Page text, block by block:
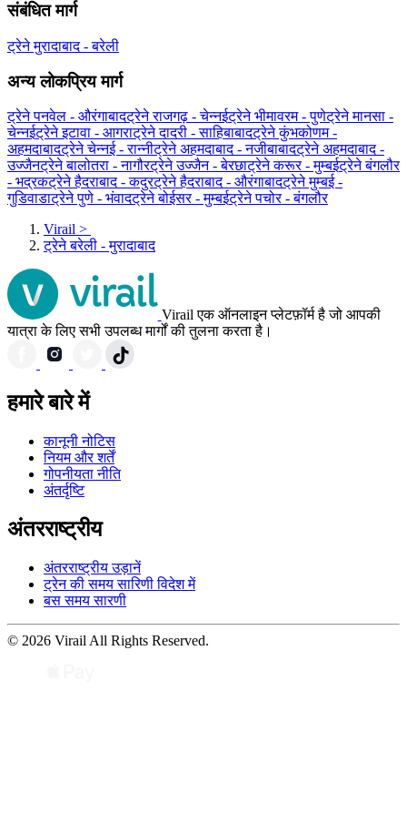
संबंधित मार्ग
ट्रेने मुरादाबाद - बरेली
अन्य लोकप्रिय मार्ग
ट्रेने पनवेल - औरंगाबादट्रेने राजगढ़ - चेन्नईट्रेने भीमावरम - पुणेट्रेने मानसा -
चेन्नईट्रेने इटावा - आगराट्रेने दादरी - साहिबाबादट्रेने कुंभकोणम -
अहमदाबादट्रेने चेन्नई - रान्नीट्रेने अहमदाबाद - नजीबाबादट्रेने अहमदाबाद -
उज्जैनट्रेने बालोतरा - नागौरट्रेने उज्जैन - बेरछाट्रेने करूर - मुम्बईट्रेने बंगलौर
- भद्रकट्रेने हैदराबाद - कदुरट्रेने हैदराबाद - औरंगाबादट्रेने मुम्बई -
गुडिवाडाट्रेने पुणे - भंवादट्रेने बोईसर - मुम्बईट्रेने पचोर - बंगलौर
Virail >
ट्रेने बरेली - मुरादाबाद
Virail एक ऑनलाइन प्लेटफ़ॉर्म है जो आपकी
यात्रा के लिए सभी उपलब्ध मार्गों की तुलना करता है।
हमारे बारे में
कानूनी नोटिस
नियम और शर्तें
गोपनीयता नीति
अंतर्दृष्टि
अंतरराष्ट्रीय
अंतरराष्ट्रीय उड़ानें
ट्रेन की समय सारिणी विदेश में
बस समय सारणी
© 2026 Virail All Rights Reserved.